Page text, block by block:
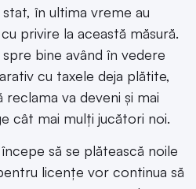
în ultima vreme au
privire la această măsură.
bine având în vedere
cu taxele deja plătite,
va deveni și mai
cât mai mulți jucători noi.
să se plătească noile
licențe vor continua să